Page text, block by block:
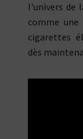
l'univers de
comme
cigarettes
dès